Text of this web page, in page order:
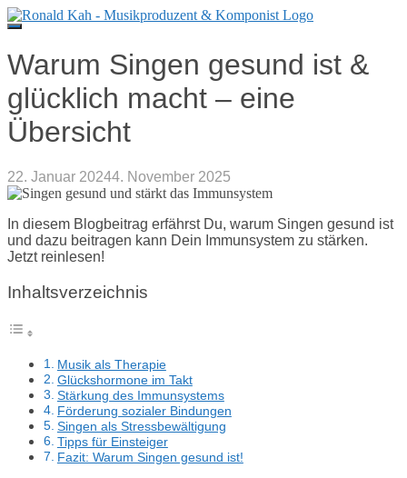
Direkt
zum
Warum Singen gesund ist &
glücklich macht – eine
Übersicht
22. Januar 20244. November 2025
In diesem Blogbeitrag erfährst Du, warum Singen gesund ist
und dazu beitragen kann Dein Immunsystem zu stärken.
Jetzt reinlesen!
Inhaltsverzeichnis
Musik als Therapie
Glückshormone im Takt
Stärkung des Immunsystems
Förderung sozialer Bindungen
Singen als Stressbewältigung
Tipps für Einsteiger
Fazit: Warum Singen gesund ist!